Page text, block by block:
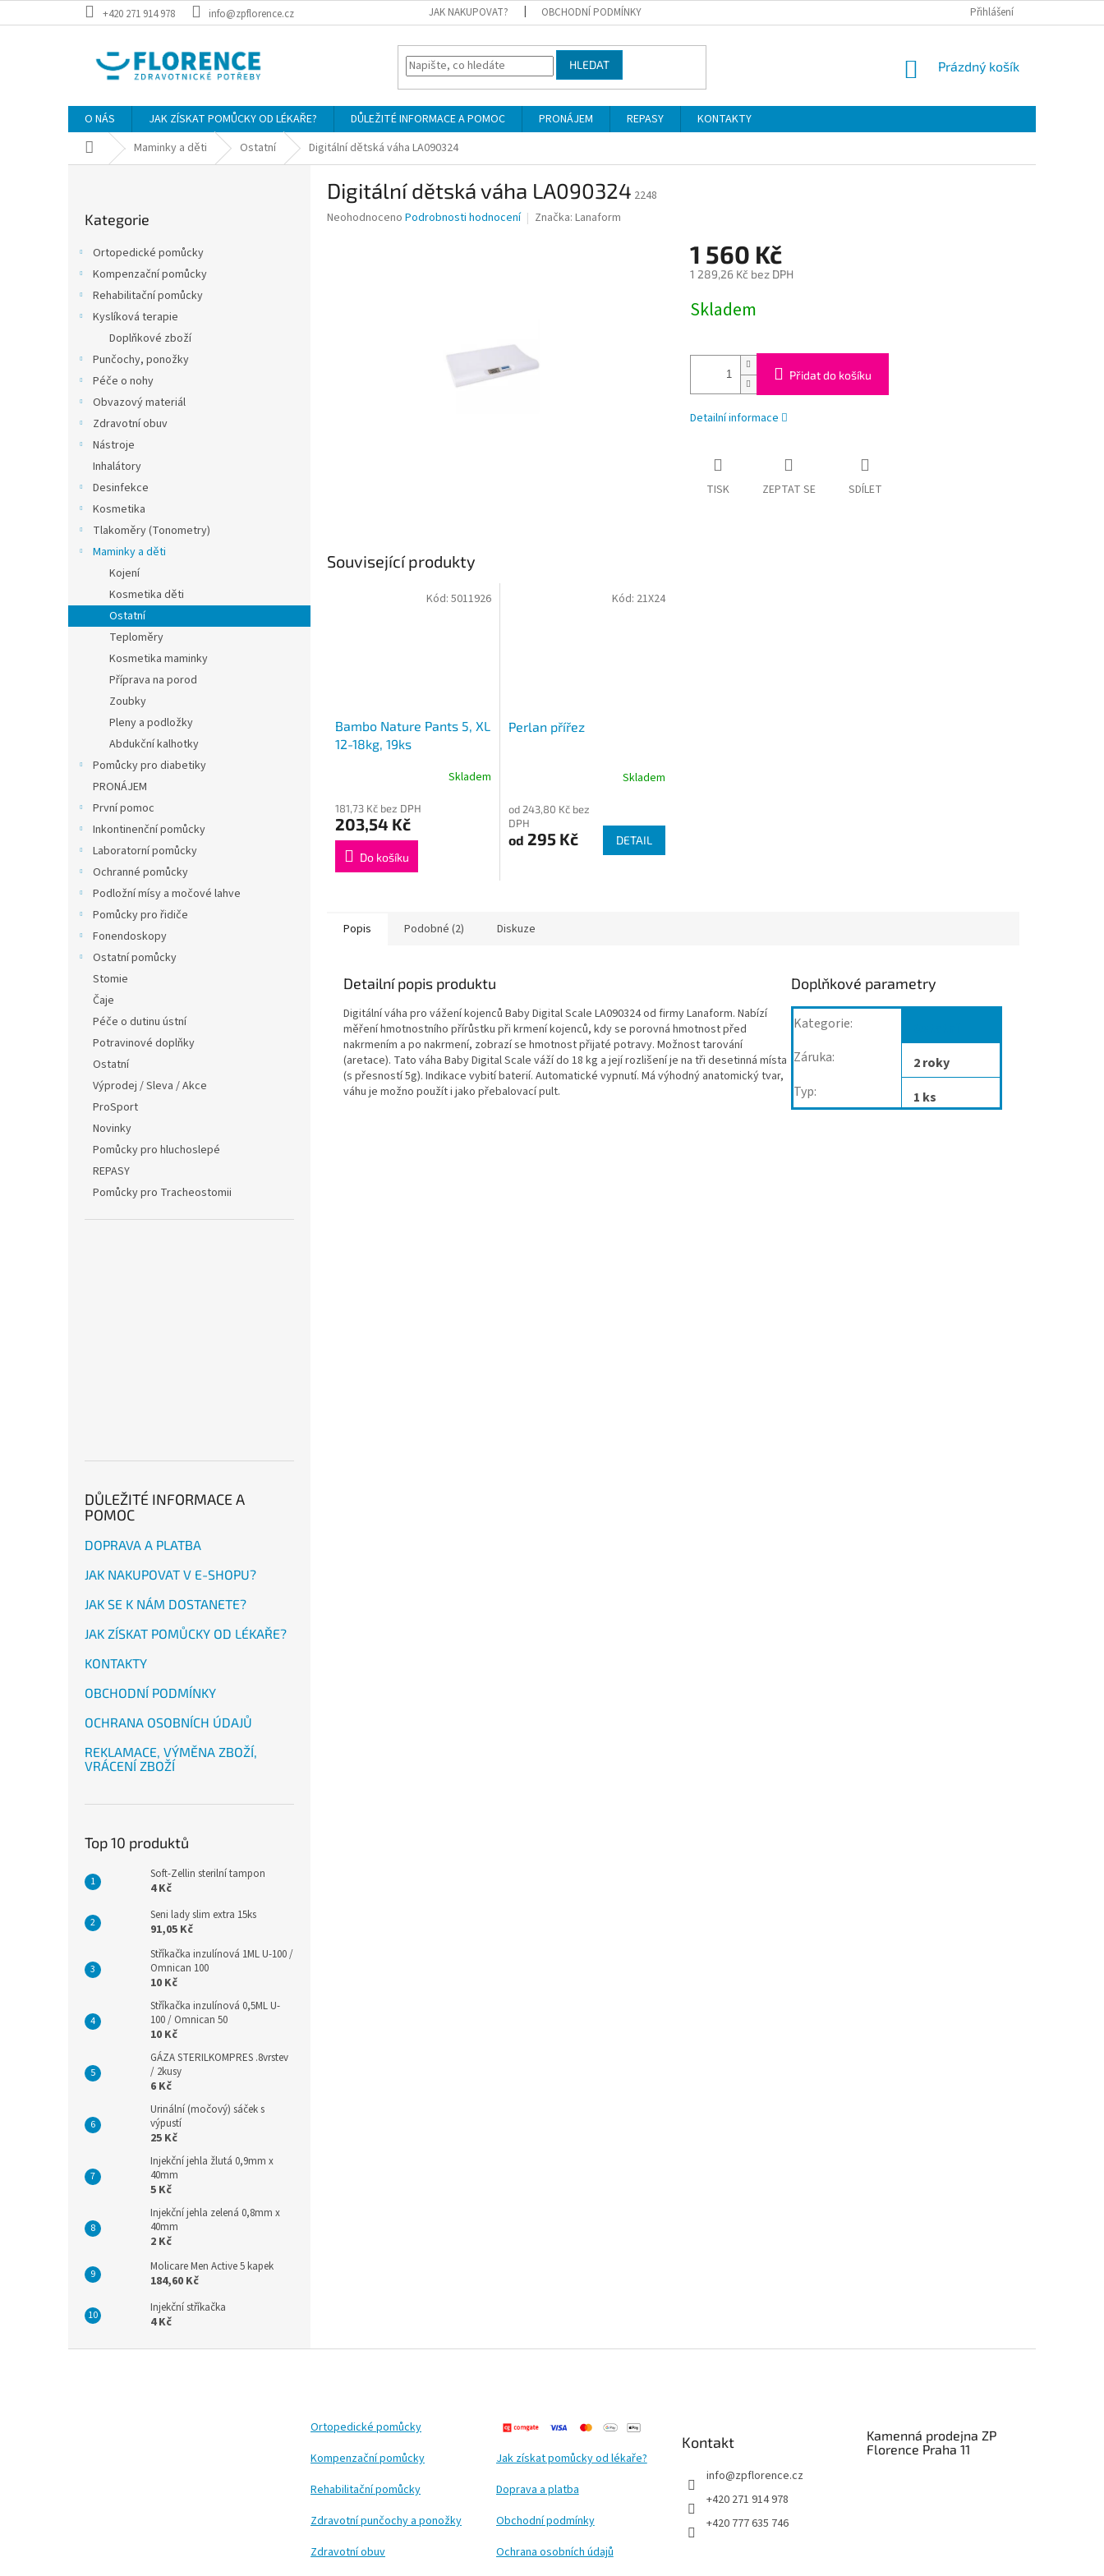
na
+420 271 914 978 info@zpflorence.cz JAK NAKUPOVAT? OBCHODNÍ PODMÍNKY Přihlášení
HLEDAT
NÁKUPNÍ
Prázdný košík
O NÁS JAK ZÍSKAT POMŮCKY OD LÉKAŘE? DŮLEŽITÉ INFORMACE A POMOC PRONÁJEM REPASY
KONTAKTY
Domů Maminky a děti Ostatní Digitální dětská váha LA090324
kategorie
Kategorie
Ortopedické pomůcky
Kompenzační pomůcky
Rehabilitační pomůcky
Kyslíková terapie
Doplňkové zboží
Punčochy, ponožky
Péče o nohy
Obvazový materiál
Zdravotní obuv
Nástroje
Inhalátory
Desinfekce
Kosmetika
Tlakoměry (Tonometry)
Maminky a děti
Kojení
Kosmetika děti
Ostatní
Teploměry
Kosmetika maminky
Příprava na porod
Zoubky
Pleny a podložky
Abdukční kalhotky
Pomůcky pro diabetiky
PRONÁJEM
První pomoc
Inkontinenční pomůcky
Laboratorní pomůcky
Ochranné pomůcky
Podložní mísy a močové lahve
Pomůcky pro řidiče
Fonendoskopy
Ostatní pomůcky
Stomie
Čaje
Péče o dutinu ústní
Potravinové doplňky
Ostatní
Výprodej / Sleva / Akce
ProSport
Novinky
Pomůcky pro hluchoslepé
REPASY
Pomůcky pro Tracheostomii
DŮLEŽITÉ INFORMACE A
POMOC
DOPRAVA A PLATBA
JAK NAKUPOVAT V E-SHOPU?
JAK SE K NÁM DOSTANETE?
JAK ZÍSKAT POMŮCKY OD LÉKAŘE?
KONTAKTY
OBCHODNÍ PODMÍNKY
OCHRANA OSOBNÍCH ÚDAJŮ
REKLAMACE, VÝMĚNA ZBOŽÍ,
VRÁCENÍ ZBOŽÍ
Top 10 produktů
Soft-Zellin sterilní tampon
4 Kč
Seni lady slim extra 15ks
91,05 Kč
Stříkačka inzulínová 1ML U-100 /
Omnican 100
10 Kč
Stříkačka inzulínová 0,5ML U-
100 / Omnican 50
10 Kč
GÁZA STERILKOMPRES .8vrstev
/ 2kusy
6 Kč
Urinální (močový) sáček s
výpustí
25 Kč
Injekční jehla žlutá 0,9mm x
40mm
5 Kč
Injekční jehla zelená 0,8mm x
40mm
2 Kč
Molicare Men Active 5 kapek
184,60 Kč
Injekční stříkačka
4 Kč
Digitální dětská váha LA090324 2248
Průměrné
Neohodnoceno Podrobnosti hodnocení Značka: Lanaform
1 560 Kč
1 289,26 Kč bez DPH
cena:
Skladem
Přidat do košíku
Detailní informace
TISK ZEPTAT SE SDÍLET
Související produkty
Bambo Nature Pants 5, XL
12-18kg, 19ks
Skladem
181,73 Kč bez DPH
203,54 Kč
Do košíku
Kód: 5011926
Perlan přířez
Skladem
od 243,80 Kč bez
DPH
od 295 Kč DETAIL
Kód: 21X24
Popis Podobné (2) Diskuze
Detailní popis produktu
Digitální váha pro vážení kojenců Baby Digital Scale LA090324 od firmy Lanaform. Nabízí
měření hmotnostního přírůstku při krmení kojenců, kdy se porovná hmotnost před
nakrmením a po nakrmení, zobrazí se hmotnost přijaté potravy. Možnost tarování
(aretace). Tato váha Baby Digital Scale váží do 18 kg a její rozlišení je na tři desetinná místa
(s přesností 5g). Indikace vybití baterií. Automatické vypnutí. Má výhodný anatomický tvar,
váhu je možno použít i jako přebalovací pult.
Doplňkové parametry
Kategorie:
Záruka:
2 roky
Typ: 1 ks
Ortopedické pomůcky
Kompenzační pomůcky
Rehabilitační pomůcky
Zdravotní punčochy a ponožky
Zdravotní obuv
Jak získat pomůcky od lékaře?
Doprava a platba
Obchodní podmínky
Ochrana osobních údajů
Kontakt
info@zpflorence.cz
+420 271 914 978
+420 777 635 746
Kamenná prodejna ZP
Florence Praha 11